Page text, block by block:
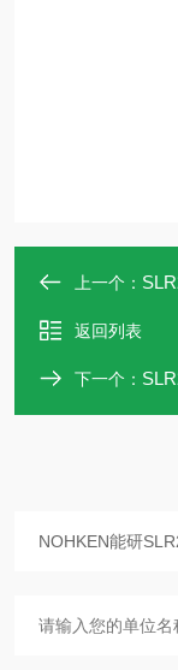
上一个：
返回列表
下一个：